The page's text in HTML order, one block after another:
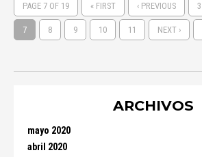
PAGE 7 OF 19 « FIRST ‹ PREVIOUS 3
7 8 9 10 11 NEXT ›
ARCHIVOS
mayo 2020
abril 2020